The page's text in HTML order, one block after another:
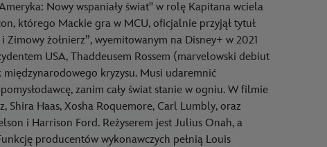
Nowy wspaniały świat" w rolę Kapitana wciela
którego Mackie gra w MCU, oficjalnie przyjął tytuł
żołnierz”, wyemitowanym na Disney+ w 2021
USA, Thaddeusem Rossem (marvelowski debiut
kryzysu. Musi udaremnić
zanim cały świat stanie w ogniu. W filmie
Shira Haas, Xosha Roquemore, Carl Lumbly, oraz
i Harrison Ford. Reżyserem jest Julius Onah, a
producentów wykonawczych pełnią Louis